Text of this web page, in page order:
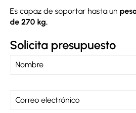
Es capaz de soportar hasta un
de 270 kg.
Solicita presupuesto